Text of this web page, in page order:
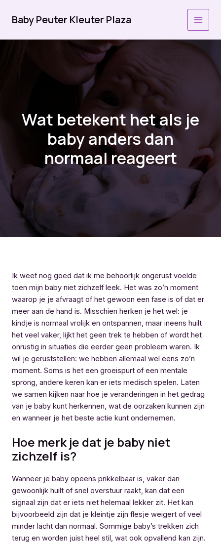
naar
inhoud
Baby Peuter Kleuter Plaza
Wat betekent het als je
baby anders dan
normaal reageert
Ik weet nog goed dat ik me behoorlijk ongerust voelde
toen mijn baby niet zichzelf leek. Het was zo’n moment
waarop je je afvraagt of het gewoon een fase is of dat er
meer aan de hand is. Misschien herken je het wel: je
kindje is normaal vrolijk en ontspannen, maar ineens huilt
het veel vaker, lijkt het geen trek te hebben of wordt het
onrustig in situaties die eerder geen probleem waren. Ik
wil je geruststellen: we hebben allemaal wel eens zo’n
moment. Soms is het een groeispurt of een mentale
sprong, andere keren kan er iets medisch spelen. Laten
we samen kijken naar hoe je veranderingen in het gedrag
van je baby kunt herkennen, wat de oorzaken kunnen zijn
en wanneer je het beste actie kunt ondernemen.
Hoe merk je dat je baby niet
zichzelf is?
Wanneer je baby opeens prikkelbaar is, vaker dan
gewoonlijk huilt of snel overstuur raakt, kan dat een
signaal zijn dat er iets niet helemaal lekker zit. Het kan
bijvoorbeeld zijn dat je kleintje zijn flesje weigert of veel
minder lacht dan normaal. Sommige baby’s trekken zich
terug en worden juist heel stil, wat ook opvallend kan zijn.